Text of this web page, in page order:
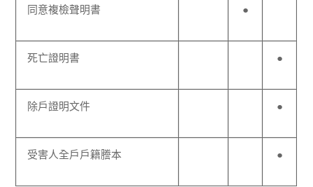
同意複檢聲明書 ●
死亡證明書 ●
除戶證明文件 ●
受害人全戶戶籍謄本 ●